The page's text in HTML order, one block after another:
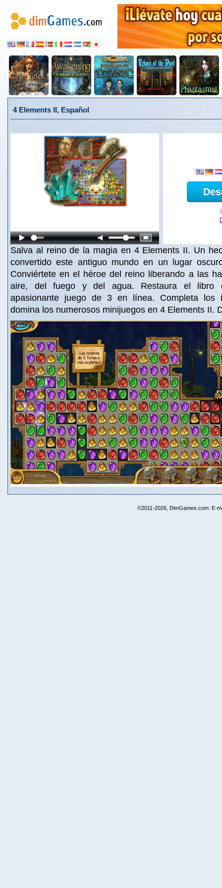
4 Elements II, Español
Salva al reino de la magia en 4 Elements II. Un
convertido este antiguo mundo en un lugar
Conviértete en el héroe del reino liberando a las
aire, del fuego y del agua. Restaura el libro
apasionante juego de 3 en línea. Completa los
domina los numerosos minijuegos en 4 Elements II.
©2011-2026, DimGames.com. E-